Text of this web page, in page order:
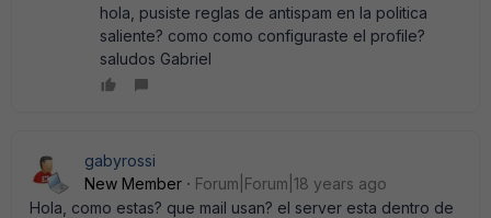
hola, pusiste reglas de antispam en la politica
saliente? como como configuraste el profile?
saludos Gabriel
gabyrossi
New Member
Forum|Forum|18 years ago
Hola, como estas? que mail usan? el server esta dentro de